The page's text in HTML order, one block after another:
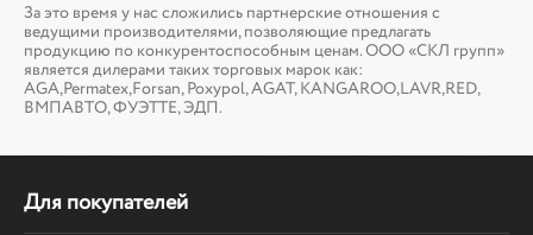
За это время у нас сложились партнерские отношения с
ведущими производителями, позволяющие предлагать
продукцию по конкурентоспособным ценам. ООО «СКЛ групп»
является дилерами таких торговых марок как:
AGA,Permatex,Forsan, Poxypol, AGAT, KANGAROO,LAVR,RED,
ВМПАВТО, ФУЭТТЕ, ЭДП.
Для покупателей